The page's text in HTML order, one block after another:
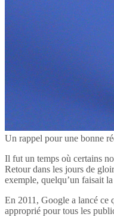
Un rappel pour une bonne
Il fut un temps où certains
Retour dans les jours de
exemple, quelqu’un faisait
En 2011, Google a lancé ce
approprié pour tous les